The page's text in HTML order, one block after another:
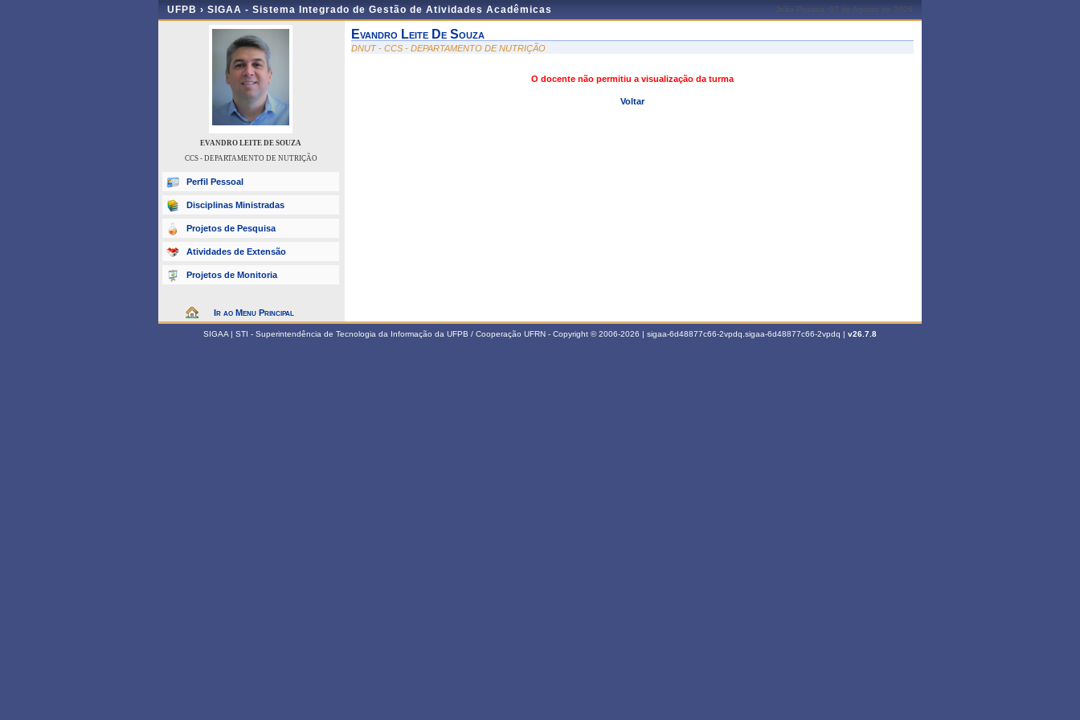
UFPB › SIGAA - Sistema Integrado de Gestão de Atividades Acadêmicas João Pessoa, 07 de Agosto de 2026
EVANDRO LEITE DE SOUZA
CCS - DEPARTAMENTO DE NUTRIÇÃO
Perfil Pessoal
Disciplinas Ministradas
Projetos de Pesquisa
Atividades de Extensão
Projetos de Monitoria
Ir ao Menu Principal
Evandro Leite De Souza
DNUT - CCS - DEPARTAMENTO DE NUTRIÇÃO
O docente não permitiu a visualização da turma
Voltar
SIGAA | STI - Superintendência de Tecnologia da Informação da UFPB / Cooperação UFRN - Copyright © 2006-2026 | sigaa-6d48877c66-2vpdq.sigaa-6d48877c66-2vpdq | v26.7.8